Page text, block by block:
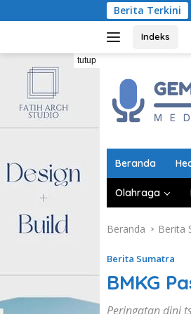
ke
Berita Terkini
Indeks
tutup
Beranda
Olahraga
Beranda Berita
Berita Sumatra
BMKG
Peringatan dini